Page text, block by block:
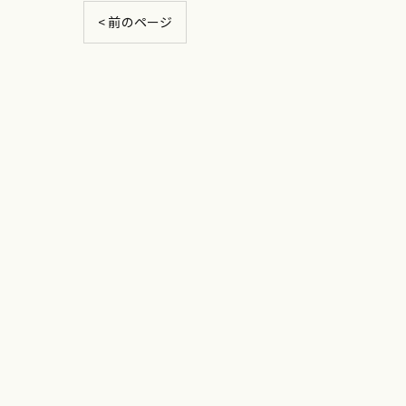
< 前のページ